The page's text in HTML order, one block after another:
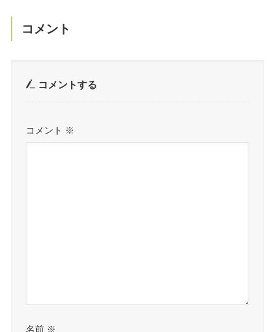
コメント
コメントする
コメント ※
名前 ※